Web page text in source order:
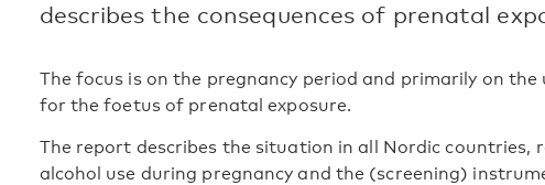
describes the consequences of prenatal
The focus is on the pregnancy period and primarily on
for the foetus of prenatal exposure.
The report describes the situation in all Nordic countries,
alcohol use during pregnancy and the (screening)